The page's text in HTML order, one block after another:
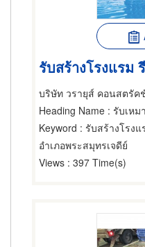
รับสร้างโรงแรม
บริษัท วรายุส์ คอนสตรัค
Heading Name : รับเหม
Keyword : รับสร้างโรง
อำเภอพระสมุทรเจดีย์
Views : 397 Time(s)